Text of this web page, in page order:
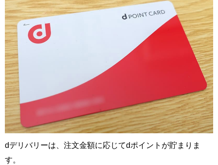
dデリバリーは、注文金額に応じてdポイントが貯まりま
す。